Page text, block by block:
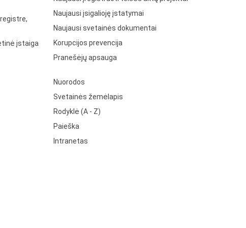
įstaiga
Naujausi įsigalioję įstatymai
Naujausi svetainės dokumentai
Korupcijos prevencija
Pranešėjų apsauga
Nuorodos
Svetainės žemėlapis
Rodyklė (A - Z)
Paieška
Intranetas